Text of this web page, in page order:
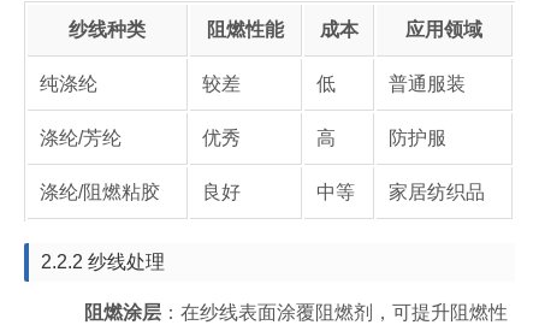
纱线种类 阻燃性能 成本 应用领域
纯涤纶 较差 低 普通服装
涤纶/芳纶 优秀 高 防护服
涤纶/阻燃粘胶 良好 中等 家居纺织品
2.2.2 纱线处理
阻燃涂层 ：在纱线表面涂覆阻燃剂，可提升阻燃性